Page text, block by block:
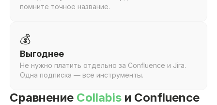
помните точное название.
💰
Выгоднее
Не нужно платить отдельно за Confluence и Jira.
Одна подписка — все инструменты.
Сравнение Collabis и Confluence